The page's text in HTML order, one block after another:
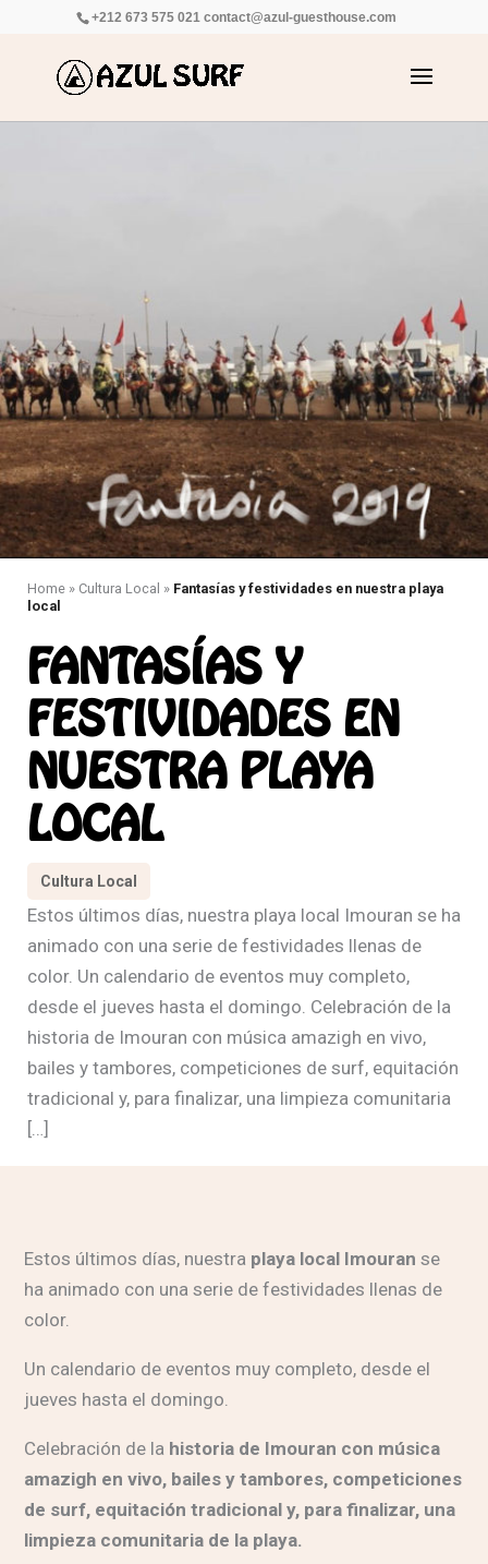
+212 673 575 021 contact@azul-guesthouse.com
Home » Cultura Local » Fantasías y festividades en nuestra playa
local
FANTASÍAS Y
FESTIVIDADES EN
NUESTRA PLAYA
LOCAL
Cultura Local
Estos últimos días, nuestra playa local Imouran se ha
animado con una serie de festividades llenas de
color. Un calendario de eventos muy completo,
desde el jueves hasta el domingo. Celebración de la
historia de Imouran con música amazigh en vivo,
bailes y tambores, competiciones de surf, equitación
tradicional y, para finalizar, una limpieza comunitaria
[…]
Estos últimos días, nuestra playa local Imouran se
ha animado con una serie de festividades llenas de
color.
Un calendario de eventos muy completo, desde el
jueves hasta el domingo.
Celebración de la historia de Imouran con música
amazigh en vivo, bailes y tambores, competiciones
de surf, equitación tradicional y, para finalizar, una
limpieza comunitaria de la playa.